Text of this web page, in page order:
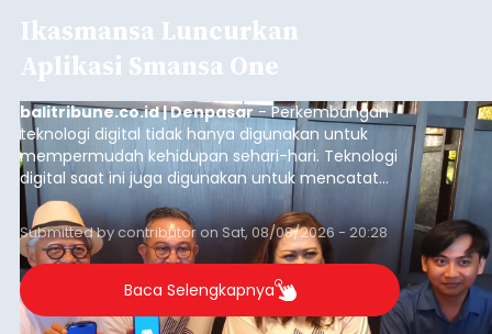
Ikasmansa Luncurkan
Aplikasi Smansa One
balitribune.co.id | Denpasar- Perkembangan
teknologi digital tidak hanya digunakan untuk
mempermudah kehidupan sehari-hari. Teknologi
digital saat ini juga digunakan untuk mencatat
dan mengelola data base alumni dari suatu
sekolah, salah satunya adalah alumni SMA 1
Denpasar.
Submitted bycontributoronSat, 08/08/2026 - 20:28
Baca Selengkapnya